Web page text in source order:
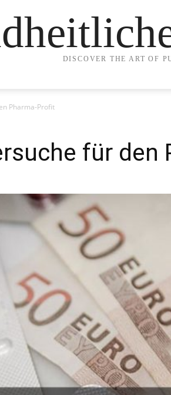
DISCOVER THE ART OF
Pharma-Profit
für den